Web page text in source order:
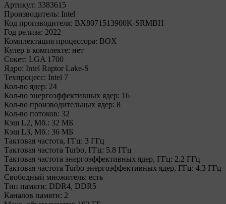
Артикул: 3383615
Производитель: Intel
Код производителя: BX8071513900K-SRMBH
Год релиза: 2022
Комплектация процессора: BOX
Кулер в комплекте: нет
Сокет: LGA 1700
Ядро: Intel Raptor Lake-S
Техпроцесс: Intel 7
Кол-во ядер: 24
Кол-во энергоэффективных ядер: 16
Кол-во производительных ядер: 8
Кол-во потоков: 32
Кэш L2, Мб.: 32 МБ
Кэш L3, Мб.: 36 МБ
Тактовая частота, ГГц: 3 ГГц
Тактовая частота Turbo, ГГц: 5.8 ГГц
Тактовая частота энергоэффективных ядер, ГГц: 2.2 ГГц
Тактовая частота Turbo энергоэффективных ядер, ГГц: 4.3 ГГц
Свободный множитель: есть
Тип памяти: DDR4, DDR5
Каналов памяти: 2